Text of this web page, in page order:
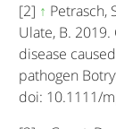
[2] ↑ Petrasch,
Ulate, B.
disease
pathogen
doi: 10.1111/